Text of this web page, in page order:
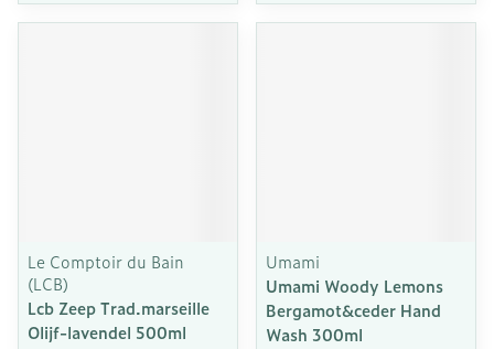
Le Comptoir du Bain
(LCB)
Lcb Zeep Trad.marseille
Olijf-lavendel 500ml
Umami
Umami Woody Lemons
Bergamot&ceder Hand
Wash 300ml